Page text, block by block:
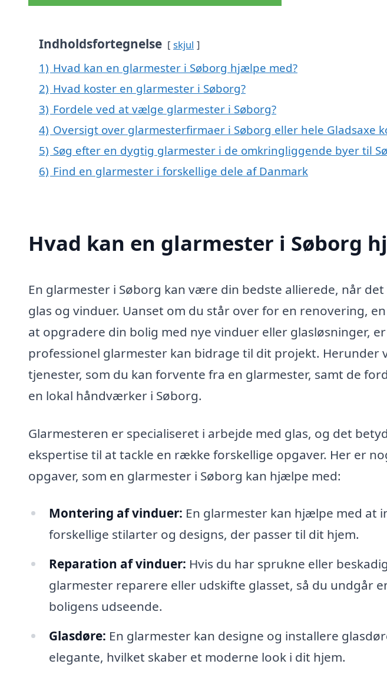
Indholdsfortegnelse skjul
1) Hvad kan en glarmester i Søborg hjælpe med?
2) Hvad koster en glarmester i Søborg?
3) Fordele ved at vælge glarmester i Søborg?
4) Oversigt over glarmesterfirmaer i Søborg eller hele Gladsaxe
5) Søg efter en dygtig glarmester i de omkringliggende byer til
6) Find en glarmester i forskellige dele af Danmark
Hvad kan en glarmester i Søborg
En glarmester i Søborg kan være din bedste allierede, når
glas og vinduer. Uanset om du står over for en renovering,
at opgradere din bolig med nye vinduer eller glasløsninger,
professionel glarmester kan bidrage til dit projekt. Herunder
tjenester, som du kan forvente fra en glarmester, samt de
en lokal håndværker i Søborg.
Glarmesteren er specialiseret i arbejde med glas, og det
ekspertise til at tackle en række forskellige opgaver. Her er
opgaver, som en glarmester i Søborg kan hjælpe med:
Montering af vinduer: En glarmester kan hjælpe med at
forskellige stilarter og designs, der passer til dit hjem.
Reparation af vinduer: Hvis du har sprukne eller
glarmester reparere eller udskifte glasset, så du undgår
boligens udseende.
Glasdøre: En glarmester kan designe og installere
elegante, hvilket skaber et moderne look i dit hjem.